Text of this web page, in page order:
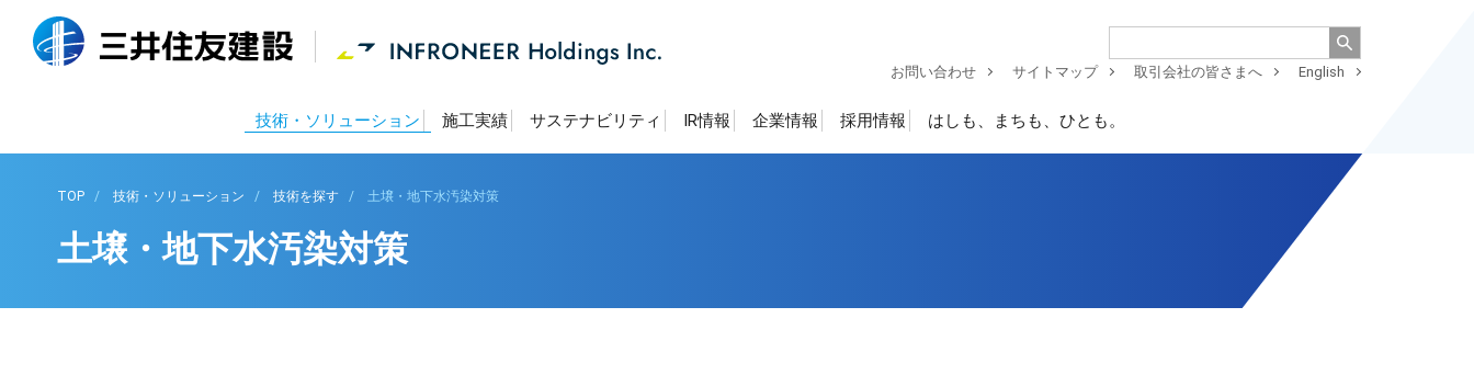
お問い合わせ サイトマップ 取引会社の皆さまへ English
技術・ソリューション 施工実績 サステナビリティ IR情報 企業情報 採用情報 はしも、まちも、ひとも。
TOP 技術・ソリューション 技術を探す 土壌・地下水汚染対策
土壌・地下水汚染対策